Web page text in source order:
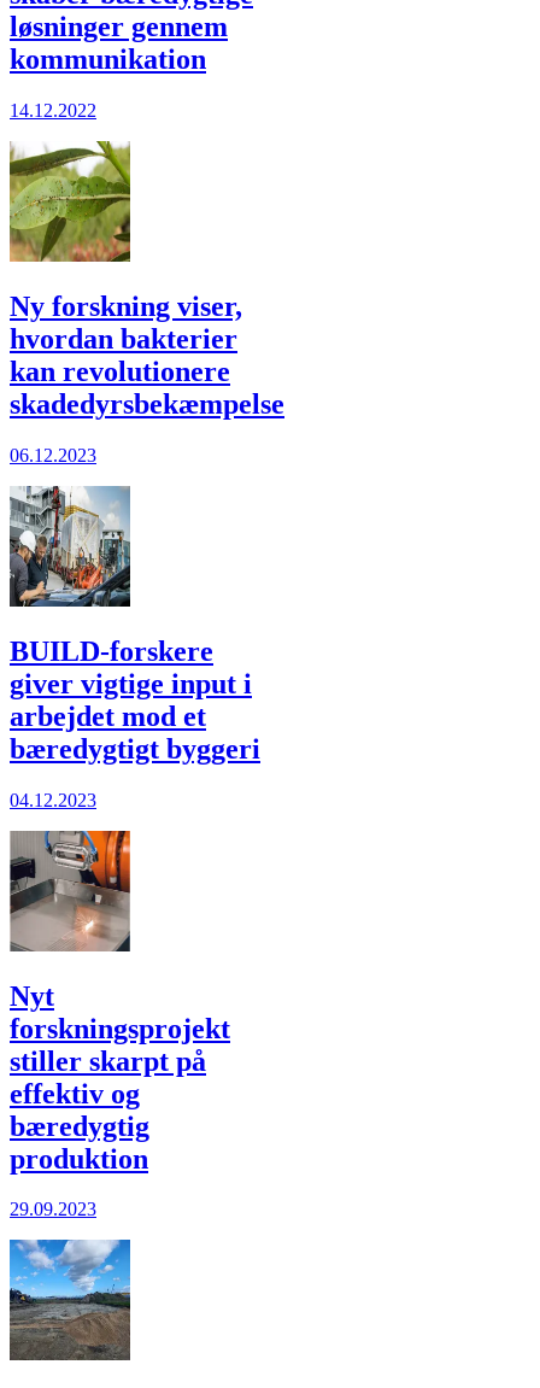
løsninger gennem
kommunikation
14.12.2022
Ny forskning viser,
hvordan bakterier
kan revolutionere
skadedyrsbekæmpelse
06.12.2023
BUILD-forskere
giver vigtige input i
arbejdet mod et
bæredygtigt byggeri
04.12.2023
Nyt
forskningsprojekt
stiller skarpt på
effektiv og
bæredygtig
produktion
29.09.2023